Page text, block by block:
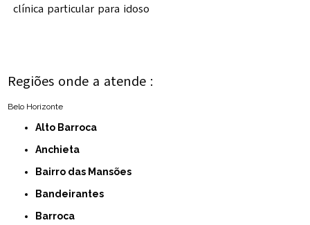
clínica particular para idoso
Regiões onde a atende :
Belo Horizonte
Alto Barroca
Anchieta
Bairro das Mansões
Bandeirantes
Barroca